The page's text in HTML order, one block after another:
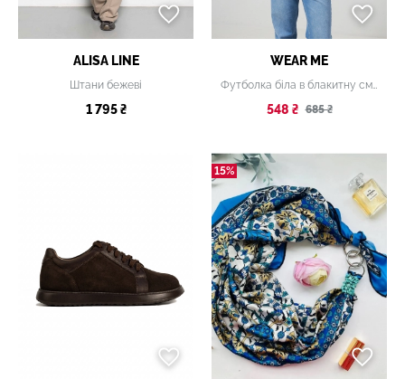
ALISA LINE
Штани бежеві
1 795 ₴
WEAR ME
Футболка біла в блакитну смужку
548 ₴ 685 ₴
15%